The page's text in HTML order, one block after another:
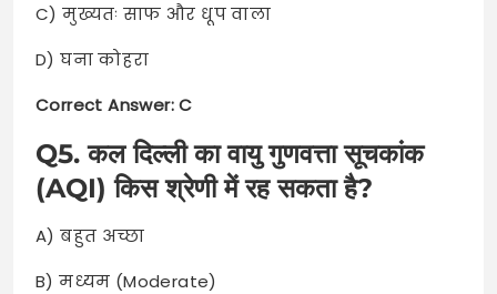
C) मुख्यतः साफ और धूप वाला
D) घना कोहरा
Correct Answer: C
Q5. कल दिल्ली का वायु गुणवत्ता सूचकांक
(AQI) किस श्रेणी में रह सकता है?
A) बहुत अच्छा
B) मध्यम (Moderate)